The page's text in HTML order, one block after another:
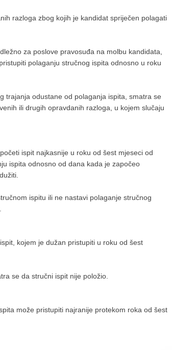
razloga zbog kojih je kandidat spriječen polagati
za poslove pravosuđa na molbu kandidata,
polaganju stručnog ispita odnosno u roku
trajanja odustane od polaganja ispita, smatra se
ili drugih opravdanih razloga, u kojem slučaju
ispit najkasnije u roku od šest mjeseci od
ispita odnosno od dana kada je započeo
ispitu ili ne nastavi polaganje stručnog
kojem je dužan pristupiti u roku od šest
se da stručni ispit nije položio.
može pristupiti najranije protekom roka od šest